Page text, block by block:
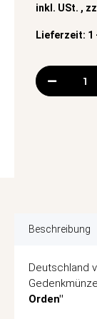
inkl. USt. ,
Lieferzeit: 1
Beschreibung
Deutschland
Orden"